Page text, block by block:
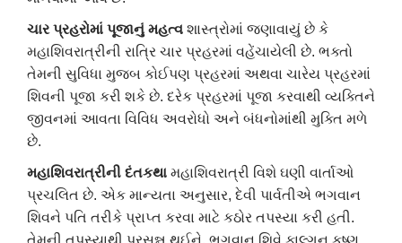
ચાર પ્રહરોમાં પૂજાનું મહત્વ શાસ્ત્રોમાં જણાવાયું છે કે
મહાશિવરાત્રીની રાત્રિ ચાર પ્રહરમાં વહેંચાયેલી છે. ભક્તો
તેમની સુવિધા મુજબ કોઈપણ પ્રહરમાં અથવા ચારેય પ્રહરમાં
શિવની પૂજા કરી શકે છે. દરેક પ્રહરમાં પૂજા કરવાથી વ્યક્તિને
જીવનમાં આવતા વિવિધ અવરોધો અને બંધનોમાંથી મુક્તિ મળે
છે.
મહાશિવરાત્રીની દંતકથા મહાશિવરાત્રી વિશે ઘણી વાર્તાઓ
પ્રચલિત છે. એક માન્યતા અનુસાર, દેવી પાર્વતીએ ભગવાન
શિવને પતિ તરીકે પ્રાપ્ત કરવા માટે કઠોર તપસ્યા કરી હતી.